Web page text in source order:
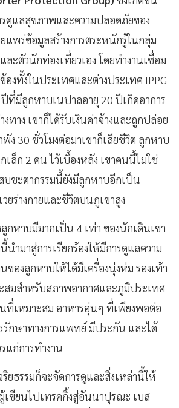
รดูแลสุขภาพและความปลอดภัยของ
แพร่ข้อมูลสร้างการตระหนักรู้ในกลุ่ม
ะตัวนักท่องเที่ยวเอง โดยทำงานเชื่อม
องทั้งในประเทศและต่างประเทศ IPPG
ที่มีลูกหาบเนปาลอายุ 20 ปีเกิดอาการ
ทาง เขาก็ได้รับเงินค่าจ้างและถูกปล่อย
ง 30 ชั่วโมงต่อมาเขาก็เสียชีวิต ลูกหาบ
ล็ก 2 คน ไว้เบื้องหลัง เขาคนนี้ไม่ใช่
บชะตากรรมนี้ยังมีลูกหาบอีกเป็น
ยร่างกายและชีวิตบนภูเขาสูง
กหาบมีมากเป็น 4 เท่า ของนักเดินเขา
นำมาสู่การเรียกร้องให้มีการดูแลความ
ของลูกหาบให้ได้มีเครื่องนุ่งห่ม รองเท้า
มสำหรับสภาพอากาศและภูมิประเทศ
ที่เหมาะสม อาหารอุ่นๆ ที่เพียงพอต่อ
รรักษาทางการแพทย์ มีประกัน และได้
ก่การทำงาน
ยธรรมก็จะจัดการดูและสิ่งเหล่านี้ให้
เขียนไปเทรคกิ้งสู่อันนาปุรณะ เบส